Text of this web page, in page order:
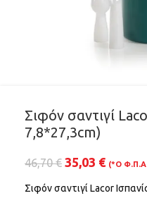
Σιφόν σαντιγί
7,8*27,3cm)
46,70€ 35,03 € (*Ο Φ.Π.Α
Σιφόν σαντιγί Lacor